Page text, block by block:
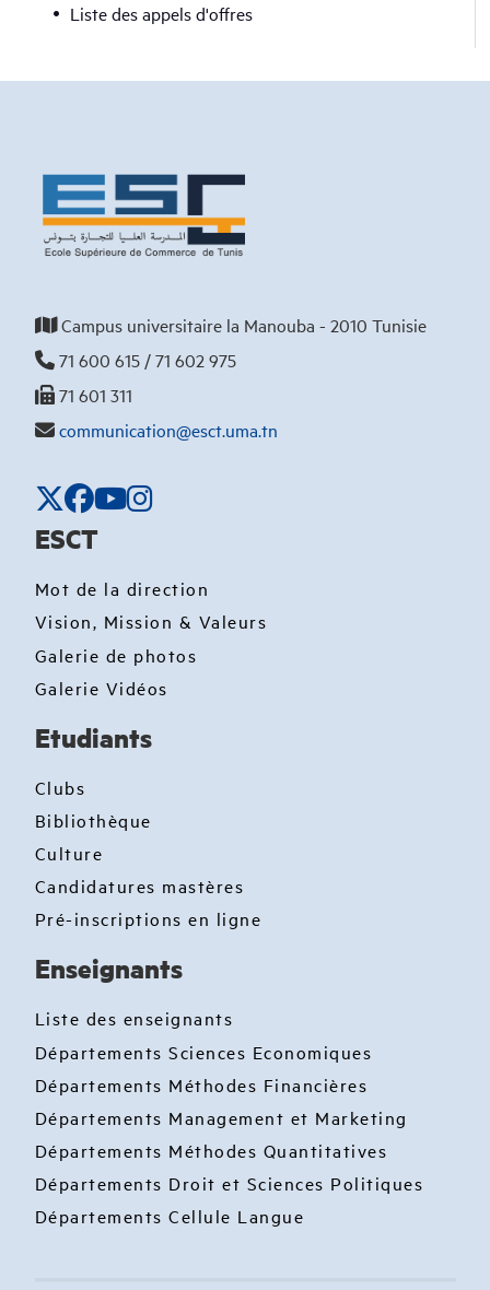
Liste des appels d'offres
Campus universitaire la Manouba - 2010 Tunisie
71 600 615 / 71 602 975
71 601 311
communication@esct.uma.tn
ESCT
Mot de la direction
Vision, Mission & Valeurs
Galerie de photos
Galerie Vidéos
Etudiants
Clubs
Bibliothèque
Culture
Candidatures mastères
Pré-inscriptions en ligne
Enseignants
Liste des enseignants
Départements Sciences Economiques
Départements Méthodes Financières
Départements Management et Marketing
Départements Méthodes Quantitatives
Départements Droit et Sciences Politiques
Départements Cellule Langue